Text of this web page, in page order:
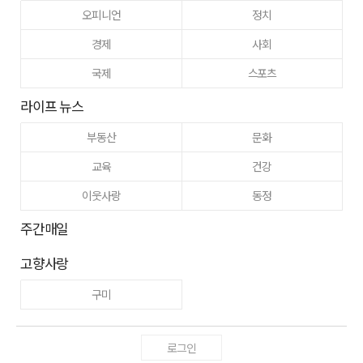
오피니언
정치
경제
사회
국제
스포츠
라이프 뉴스
부동산
문화
교육
건강
이웃사랑
동정
주간매일
고향사랑
구미
로그인